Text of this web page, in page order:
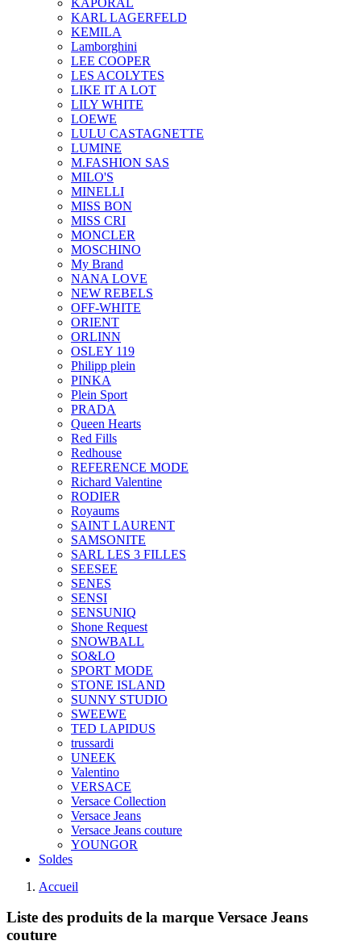
KARL LAGERFELD
KEMILA
Lamborghini
LEE COOPER
LES ACOLYTES
LIKE IT A LOT
LILY WHITE
LOEWE
LULU CASTAGNETTE
LUMINE
M.FASHION SAS
MILO'S
MINELLI
MISS BON
MISS CRI
MONCLER
MOSCHINO
My Brand
NANA LOVE
NEW REBELS
OFF-WHITE
ORIENT
ORLINN
OSLEY 119
Philipp plein
PINKA
Plein Sport
PRADA
Queen Hearts
Red Fills
Redhouse
REFERENCE MODE
Richard Valentine
RODIER
Royaums
SAINT LAURENT
SAMSONITE
SARL LES 3 FILLES
SEESEE
SENES
SENSI
SENSUNIQ
Shone Request
SNOWBALL
SO&LO
SPORT MODE
STONE ISLAND
SUNNY STUDIO
SWEEWE
TED LAPIDUS
trussardi
UNEEK
Valentino
VERSACE
Versace Collection
Versace Jeans
Versace Jeans couture
YOUNGOR
Soldes
Accueil
Liste des produits de la marque Versace Jeans
couture